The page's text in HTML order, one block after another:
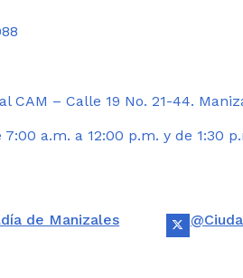
CAM – Calle 19 No. 21-44.
a.m. a 12:00 p.m. y de 1:30
de Manizales